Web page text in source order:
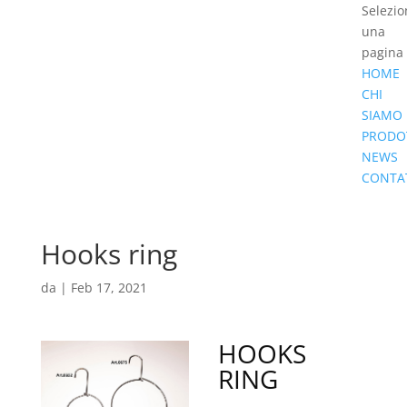
una
pagina
HOME
CHI
SIAMO
NEWS
Hooks ring
da | Feb 17, 2021
HOOKS
RING